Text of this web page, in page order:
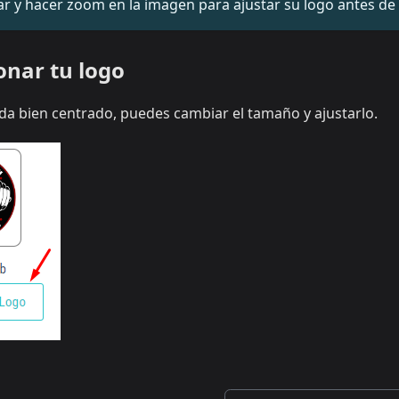
y hacer zoom en la imagen para ajustar su logo antes
tu logo
bien centrado, puedes cambiar el tamaño y ajustarlo.